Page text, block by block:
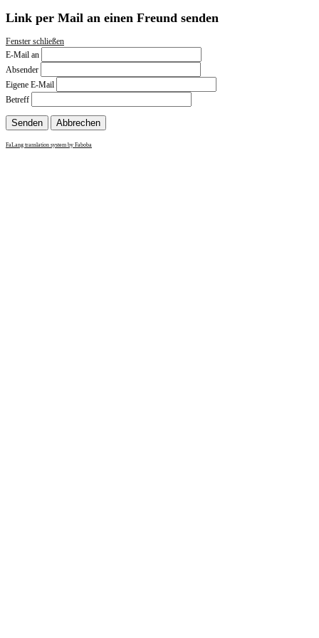
Link per Mail an einen Freund senden
Fenster schließen
E-Mail an
Absender
Eigene E-Mail
Betreff
Senden Abbrechen
FaLang translation system by Faboba